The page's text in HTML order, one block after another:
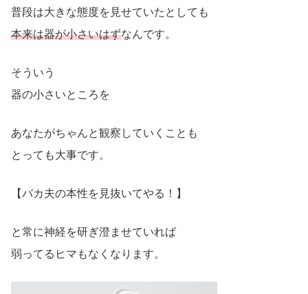
普段は大きな態度を見せていたとしても
本来は器が小さいはずなんです。
そういう
器の小さいところを
あなたがちゃんと観察していくことも
とっても大事です。
【バカ夫の本性を見抜いてやる！】
と常に神経を研ぎ澄ませていれば
弱ってるヒマもなくなります。